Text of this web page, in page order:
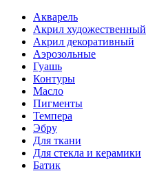
Акварель
Акрил художественный
Акрил декоративный
Аэрозольные
Гуашь
Контуры
Масло
Пигменты
Темпера
Эбру
Для ткани
Для стекла и керамики
Батик